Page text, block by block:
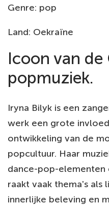
Genre: pop
Land: Oekraïne
Icoon van de
popmuziek.
Iryna Bilyk is een
werk een grote
ontwikkeling van de
popcultuur. Haar
dance-pop-elementen
raakt vaak thema's als
innerlijke beleving en